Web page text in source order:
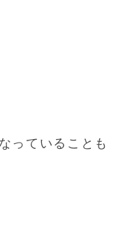
っていることも